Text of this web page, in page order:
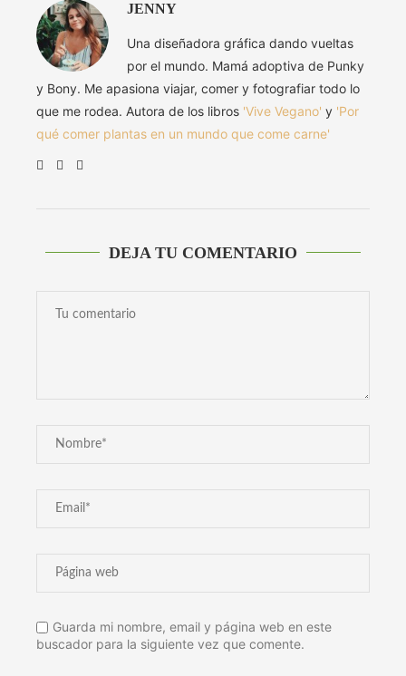
JENNY
Una diseñadora gráfica dando vueltas
por el mundo. Mamá adoptiva de Punky
y Bony. Me apasiona viajar, comer y fotografiar todo lo
que me rodea. Autora de los libros 'Vive Vegano' y 'Por
qué comer plantas en un mundo que come carne'
DEJA TU COMENTARIO
Guarda mi nombre, email y página web en este
buscador para la siguiente vez que comente.